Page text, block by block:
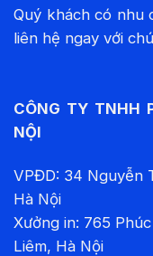
Quý khách có nhu
liên hệ ngay với
CÔNG TY TNHH
NỘI
VPĐD: 34 Nguyễn
Hà Nội
Xưởng in: 765
Liêm, Hà Nội